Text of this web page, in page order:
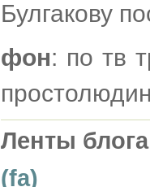
Булгакову
фон: по тв
Ленты
(fa)